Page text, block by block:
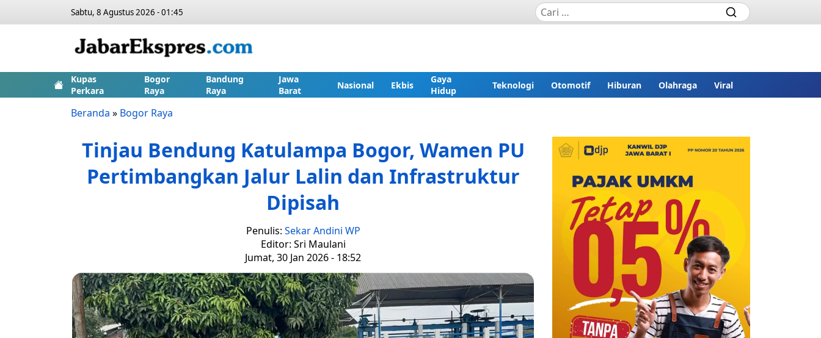
Sabtu, 8 Agustus 2026 - 01:45
Kupas
Perkara
Bogor
Raya
Bandung
Raya
Jawa
Barat
Nasional Ekbis
Gaya
Hidup
Teknologi Otomotif Hiburan Olahraga Viral
Beranda » Bogor Raya
Tinjau Bendung Katulampa Bogor, Wamen PU
Pertimbangkan Jalur Lalin dan Infrastruktur
Dipisah
Penulis: Sekar Andini WP
Editor: Sri Maulani
Jumat, 30 Jan 2026 - 18:52